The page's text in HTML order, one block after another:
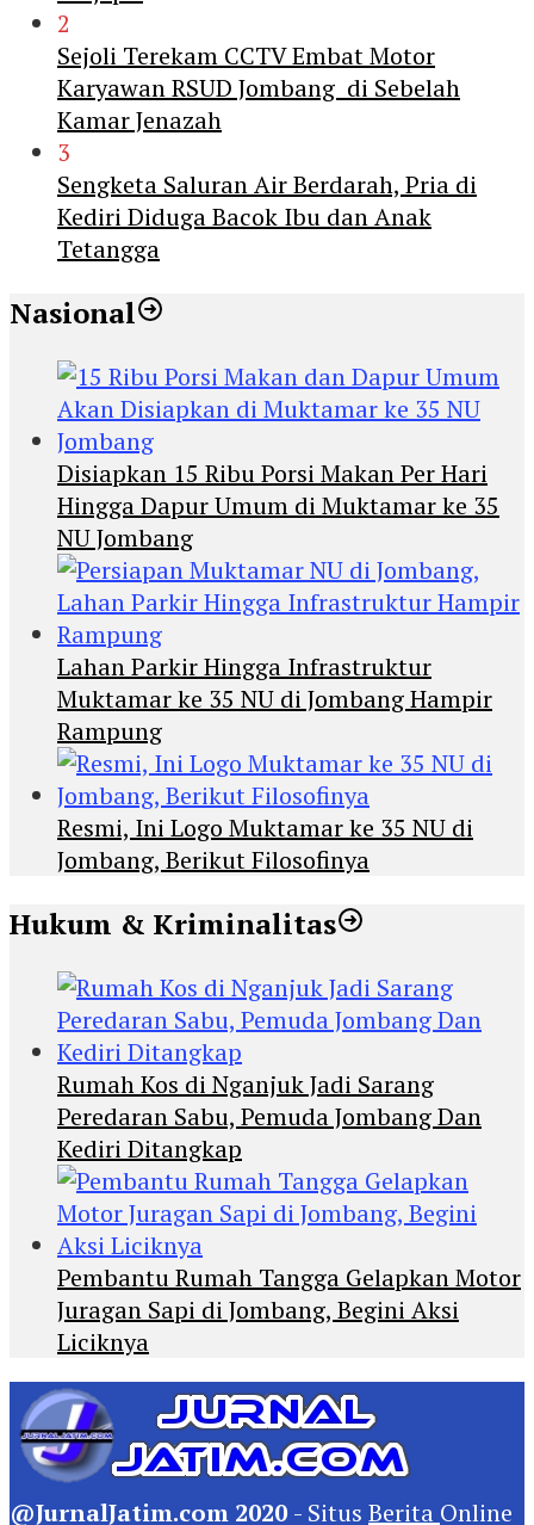
2
Sejoli Terekam CCTV Embat Motor
Karyawan RSUD Jombang di Sebelah
Kamar Jenazah
3
Sengketa Saluran Air Berdarah, Pria di
Kediri Diduga Bacok Ibu dan Anak
Tetangga
Nasional
Disiapkan 15 Ribu Porsi Makan Per Hari
Hingga Dapur Umum di Muktamar ke 35
NU Jombang
Lahan Parkir Hingga Infrastruktur
Muktamar ke 35 NU di Jombang Hampir
Rampung
Resmi, Ini Logo Muktamar ke 35 NU di
Jombang, Berikut Filosofinya
Hukum & Kriminalitas
Rumah Kos di Nganjuk Jadi Sarang
Peredaran Sabu, Pemuda Jombang Dan
Kediri Ditangkap
Pembantu Rumah Tangga Gelapkan Motor
Juragan Sapi di Jombang, Begini Aksi
Liciknya
@JurnalJatim.com 2020 - Situs Berita Online